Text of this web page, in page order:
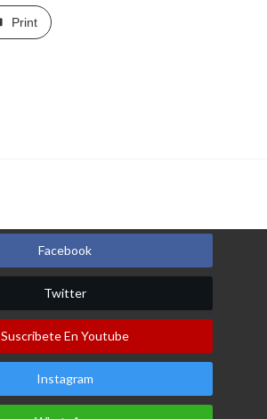
Print
Facebook
Twitter
Suscribete En Youtube
Instagram